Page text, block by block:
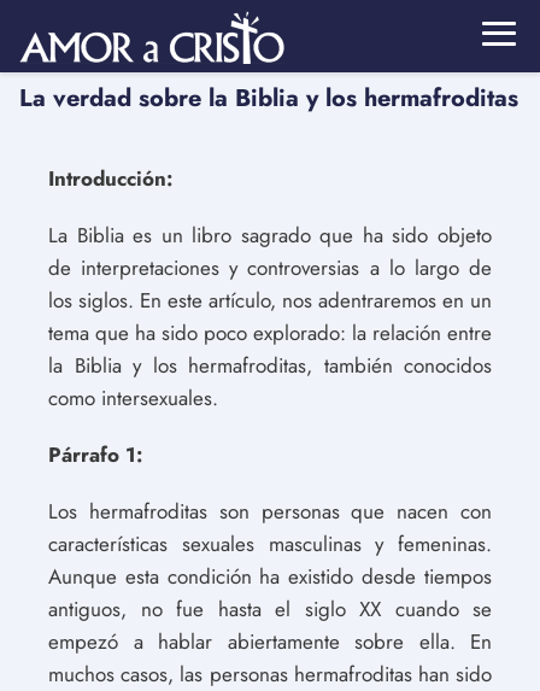
La verdad sobre la Biblia y los hermafroditas
Introducción:
La Biblia es un libro sagrado que ha sido objeto
de interpretaciones y controversias a lo largo de
los siglos. En este artículo, nos adentraremos en un
tema que ha sido poco explorado: la relación entre
la Biblia y los hermafroditas, también conocidos
como intersexuales.
Párrafo 1:
Los hermafroditas son personas que nacen con
características sexuales masculinas y femeninas.
Aunque esta condición ha existido desde tiempos
antiguos, no fue hasta el siglo XX cuando se
empezó a hablar abiertamente sobre ella. En
muchos casos, las personas hermafroditas han sido